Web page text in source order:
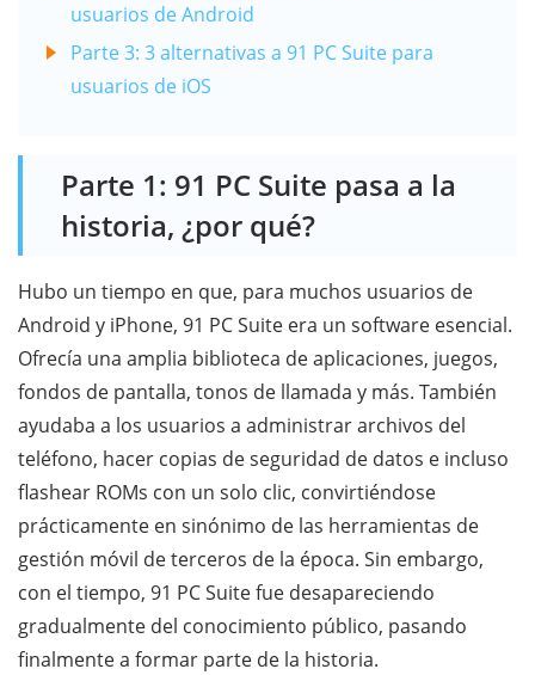
usuarios de Android
Parte 3: 3 alternativas a 91 PC Suite para
usuarios de iOS
Parte 1: 91 PC Suite pasa a la
historia, ¿por qué?
Hubo un tiempo en que, para muchos usuarios de
Android y iPhone, 91 PC Suite era un software esencial.
Ofrecía una amplia biblioteca de aplicaciones, juegos,
fondos de pantalla, tonos de llamada y más. También
ayudaba a los usuarios a administrar archivos del
teléfono, hacer copias de seguridad de datos e incluso
flashear ROMs con un solo clic, convirtiéndose
prácticamente en sinónimo de las herramientas de
gestión móvil de terceros de la época. Sin embargo,
con el tiempo, 91 PC Suite fue desapareciendo
gradualmente del conocimiento público, pasando
finalmente a formar parte de la historia.